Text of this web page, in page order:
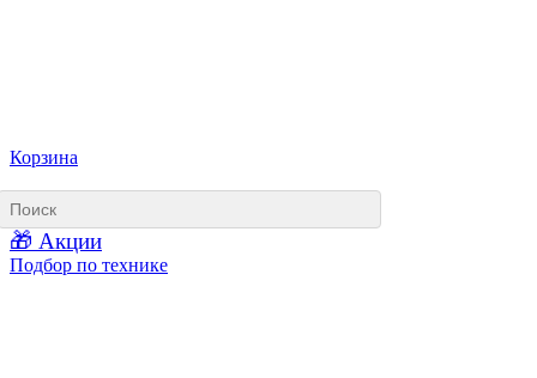
Корзина
🎁 Акции
Подбор по технике